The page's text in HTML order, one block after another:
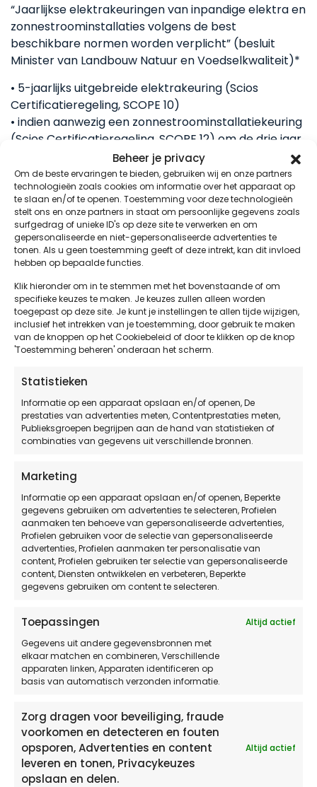
Beheer je privacy
Om de beste ervaringen te bieden, gebruiken wij en onze partners
technologieën zoals cookies om informatie over het apparaat op
te slaan en/of te openen. Toestemming voor deze technologieën
stelt ons en onze partners in staat om persoonlijke gegevens zoals
surfgedrag of unieke ID's op deze site te verwerken en om
gepersonaliseerde en niet-gepersonaliseerde advertenties te
tonen. Als u geen toestemming geeft of deze intrekt, kan dit invloed
hebben op bepaalde functies.
Klik hieronder om in te stemmen met het bovenstaande of om
specifieke keuzes te maken. Je keuzes zullen alleen worden
toegepast op deze site. Je kunt je instellingen te allen tijde wijzigen,
inclusief het intrekken van je toestemming, door gebruik te maken
van de knoppen op het Cookiebeleid of door te klikken op de knop
'Toestemming beheren' onderaan het scherm.
Statistieken
Informatie op een apparaat opslaan en/of openen, De
prestaties van advertenties meten, Contentprestaties meten,
Publieksgroepen begrijpen aan de hand van statistieken of
combinaties van gegevens uit verschillende bronnen.
Marketing
Informatie op een apparaat opslaan en/of openen, Beperkte
gegevens gebruiken om advertenties te selecteren, Profielen
aanmaken ten behoeve van gepersonaliseerde advertenties,
Profielen gebruiken voor de selectie van gepersonaliseerde
advertenties, Profielen aanmaken ter personalisatie van
content, Profielen gebruiken ter selectie van gepersonaliseerde
content, Diensten ontwikkelen en verbeteren, Beperkte
gegevens gebruiken om content te selecteren.
Toepassingen
Altijd actief
Gegevens uit andere gegevensbronnen met
elkaar matchen en combineren, Verschillende
apparaten linken, Apparaten identificeren op
basis van automatisch verzonden informatie.
Zorg dragen voor beveiliging, fraude
voorkomen en detecteren en fouten
opsporen, Advertenties en content
leveren en tonen, Privacykeuzes
opslaan en delen.
Altijd actief
“Jaarlijkse elektrakeuringen van inpandige elektra en
zonnestroominstallaties volgens de best
beschikbare normen worden verplicht” (besluit
Minister van Landbouw Natuur en Voedselkwaliteit)*
• 5-jaarlijks uitgebreide elektrakeuring (Scios
Certificatieregeling, SCOPE 10)
• indien aanwezig een zonnestroominstallatiekeuring
(Scios Certificatieregeling, SCOPE 12) om de drie jaar
voor grotere veehouderijen en om de vijf jaar voor
overige zonnestroominstallatiekeuringen
Regel meteen wat nodig is.
Check je verzekeringspolis. Twijfel? Vragen? Contact
je je verzekeringsadviseur.
Vraag ook meteen vrijblijvend offerte bij ons aan
voorSCOPE 10, SCOPE 12, SCOPE 10 plus SCOPE 12
gecombineerd(wel zo handig en voordelig!)
*Zie berichtOnderzoeksraad Voor Veiligheid dd 11
oktober 2023.
Zie ook deRisicomonitor Stalbranden van het
Deel dit bericht